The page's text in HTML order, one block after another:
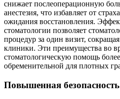
снижает послеоперационную
анестезия, что избавляет от
ожидания восстановления.
стоматологии позволяет
процедур за один визит,
клиники. Эти преимущества во
стоматологическую помощь
обременительной для плотных
Повышенная